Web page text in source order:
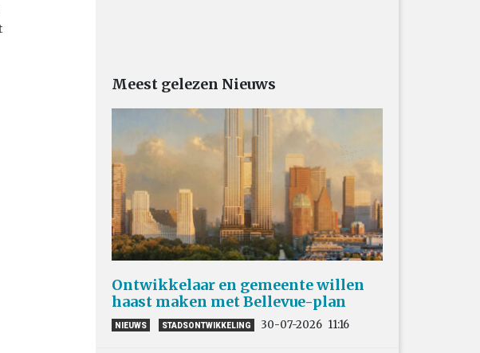
Meest gelezen Nieuws
Ontwikkelaar en gemeente willen
haast maken met Bellevue-plan
NIEUWS STADSONTWIKKELING 30-07-2026 11:16